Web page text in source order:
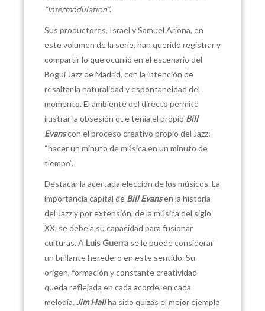
“Intermodulation”.
Sus productores, Israel y Samuel Arjona, en
este volumen de la serie, han querido registrar y
compartir lo que ocurrió en el escenario del
Bogui Jazz de Madrid, con la intención de
resaltar la naturalidad y espontaneidad del
momento. El ambiente del directo permite
ilustrar la obsesión que tenía el propio Bill
Evanscon el proceso creativo propio del Jazz:
“hacer un minuto de música en un minuto de
tiempo”.
Destacar la acertada elección de los músicos. La
importancia capital de Bill Evansen la historia
del Jazz y por extensión, de la música del siglo
XX, se debe a su capacidad para fusionar
culturas. A Luis Guerra se le puede considerar
un brillante heredero en este sentido. Su
origen, formación y constante creatividad
queda reflejada en cada acorde, en cada
melodía. Jim Hallha sido quizás el mejor ejemplo